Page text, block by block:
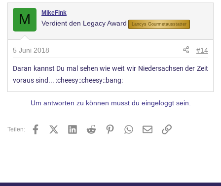
M MikeFink
Verdient den Legacy Award Lancys Gourmetausstatter
5 Juni 2018 #14
Daran kannst Du mal sehen wie weit wir Niedersachsen der Zeit
voraus sind... :cheesy::cheesy::bang:
Um antworten zu können musst du eingeloggt sein.
Teilen: FacebookX (Twitter)LinkedInReddit PinterestWhatsApp
E-MailLink